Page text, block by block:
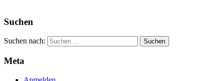
Suchen
Suchen nach:
Meta